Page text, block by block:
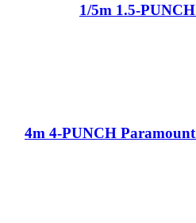
پانچ پوستی یکبار مصرف 1/5m 1.5-PUNCH